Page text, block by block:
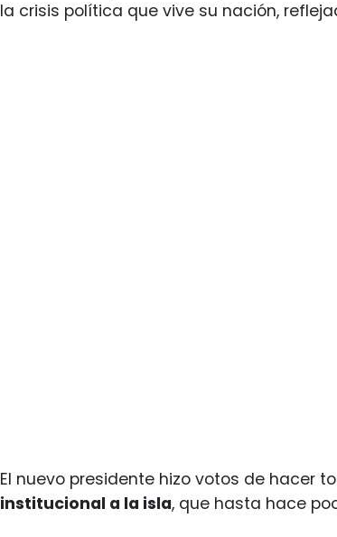
la crisis política que vive su nación,
El nuevo presidente hizo votos de hacer
institucional a la isla, que hasta hace